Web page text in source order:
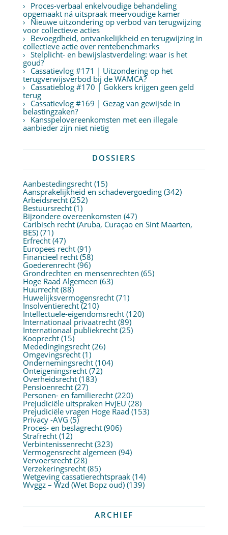
Proces-verbaal enkelvoudige behandeling
opgemaakt ná uitspraak meervoudige kamer
Nieuwe uitzondering op verbod van terugwijzing
voor collectieve acties
Bevoegdheid, ontvankelijkheid en terugwijzing in
collectieve actie over rentebenchmarks
Stelplicht- en bewijslastverdeling: waar is het
goud?
Cassatievlog #171 | Uitzondering op het
terugverwijsverbod bij de WAMCA?
Cassatieblog #170 | Gokkers krijgen geen geld
terug
Cassatievlog #169 | Gezag van gewijsde in
belastingzaken?
Kansspelovereenkomsten met een illegale
aanbieder zijn niet nietig
DOSSIERS
Aanbestedingsrecht(15)
Aansprakelijkheid en schadevergoeding(342)
Arbeidsrecht(252)
Bestuursrecht(1)
Bijzondere overeenkomsten (47)
Caribisch recht (Aruba, Curaçao en Sint Maarten,
BES)(71)
Erfrecht(47)
Europees recht(91)
Financieel recht(58)
Goederenrecht(96)
Grondrechten en mensenrechten (65)
Hoge Raad Algemeen (63)
Huurrecht(88)
Huwelijksvermogensrecht(71)
Insolventierecht(210)
Intellectuele-eigendomsrecht(120)
Internationaal privaatrecht(89)
Internationaal publiekrecht(25)
Kooprecht(15)
Mededingingsrecht(26)
Omgevingsrecht(1)
Ondernemingsrecht(104)
Onteigeningsrecht(72)
Overheidsrecht(183)
Pensioenrecht(27)
Personen- en familierecht(220)
Prejudiciële uitspraken HvJEU (28)
Prejudiciële vragen Hoge Raad (153)
Privacy -AVG (5)
Proces- en beslagrecht(906)
Strafrecht(12)
Verbintenissenrecht(323)
Vermogensrecht algemeen (94)
Vervoersrecht(28)
Verzekeringsrecht(85)
Wetgeving cassatierechtspraak(14)
Wvggz – Wzd (Wet Bopz oud)(139)
ARCHIEF